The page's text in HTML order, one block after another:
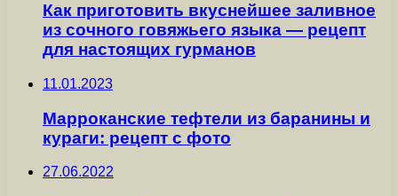
Как приготовить вкуснейшее заливное
из сочного говяжьего языка — рецепт
для настоящих гурманов
11.01.2023
Марроканские тефтели из баранины и
кураги: рецепт с фото
27.06.2022